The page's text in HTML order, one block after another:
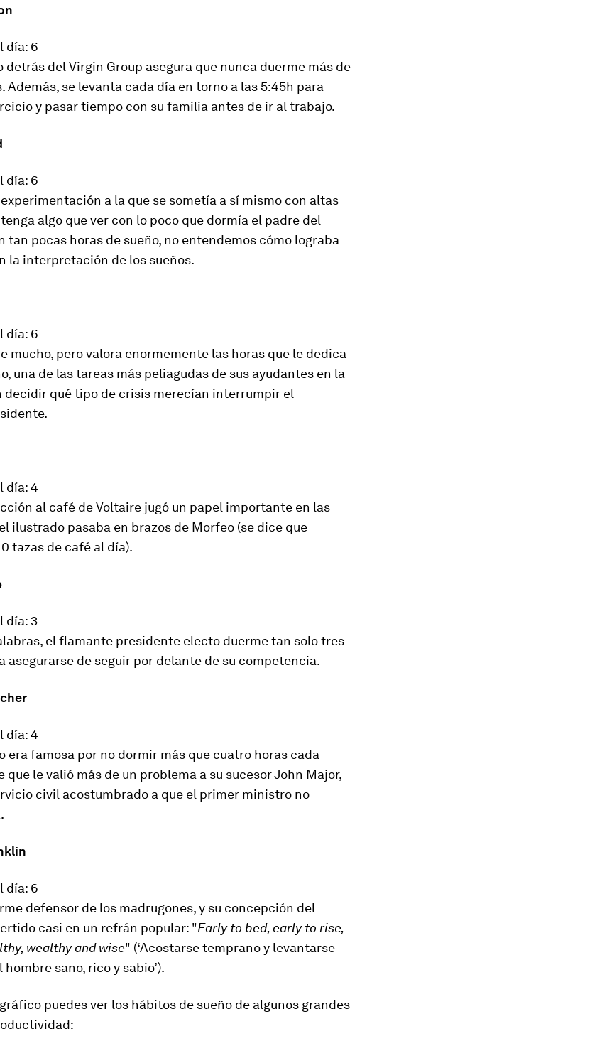
día: 6
del Virgin Group asegura que nunca duerme más de
Además, se levanta cada día en torno a las 5:45h para
y pasar tiempo con su familia antes de ir al trabajo.
día: 6
a la que se sometía a sí mismo con altas
algo que ver con lo poco que dormía el padre del
tan pocas horas de sueño, no entendemos cómo lograba
la interpretación de los sueños.
día: 6
mucho, pero valora enormemente las horas que le dedica
una de las tareas más peliagudas de sus ayudantes en la
decidir qué tipo de crisis merecían interrumpir el
día: 4
al café de Voltaire jugó un papel importante en las
ilustrado pasaba en brazos de Morfeo (se dice que
tazas de café al día).
día: 3
el flamante presidente electo duerme tan solo tres
asegurarse de seguir por delante de su competencia.
día: 4
era famosa por no dormir más que cuatro horas cada
que le valió más de un problema a su sucesor John Major,
civil acostumbrado a que el primer ministro no
día: 6
defensor de los madrugones, y su concepción del
casi en un refrán popular: "Early to bed, early to rise,
wealthy and wise" (‘Acostarse temprano y levantarse
sano, rico y sabio’).
puedes ver los hábitos de sueño de algunos grandes